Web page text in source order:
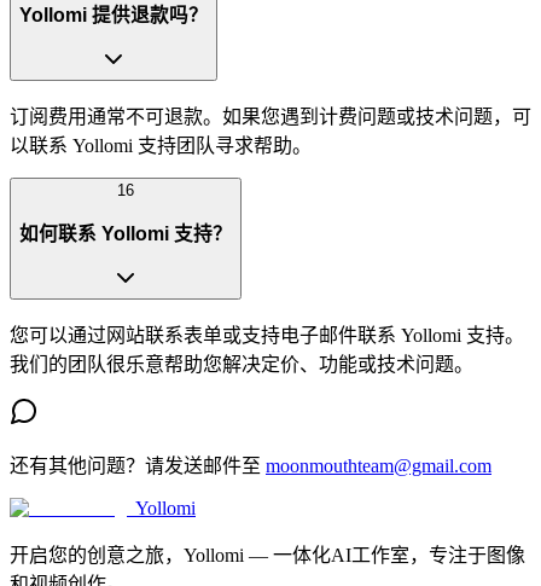
Yollomi 提供退款吗？
订阅费用通常不可退款。如果您遇到计费问题或技术问题，可
以联系 Yollomi 支持团队寻求帮助。
16
如何联系 Yollomi 支持？
您可以通过网站联系表单或支持电子邮件联系 Yollomi 支持。
我们的团队很乐意帮助您解决定价、功能或技术问题。
还有其他问题？请发送邮件至 moonmouthteam@gmail.com
Yollomi
开启您的创意之旅，Yollomi — 一体化AI工作室，专注于图像